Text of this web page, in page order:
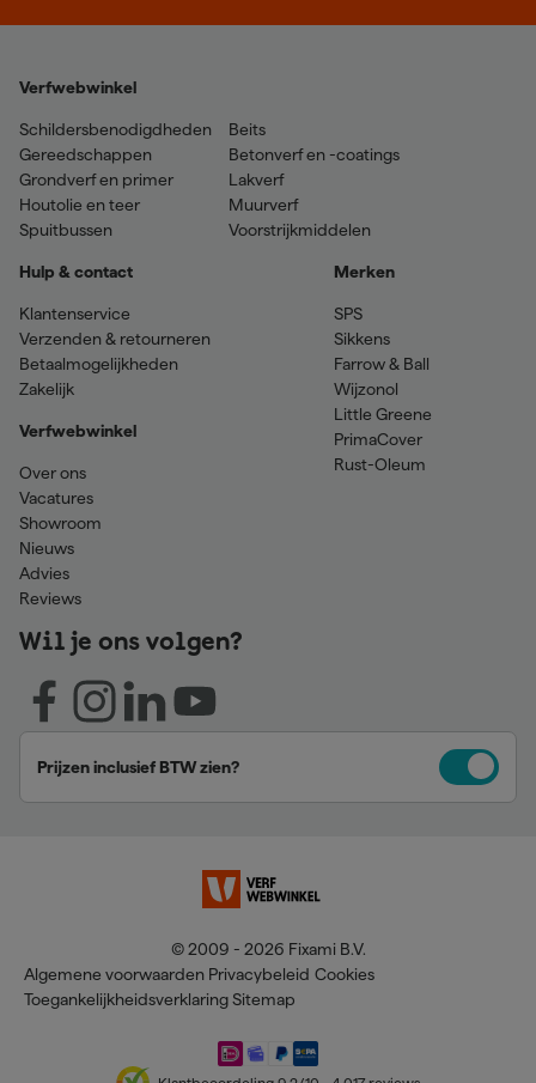
Verfwebwinkel
Schildersbenodigdheden
Gereedschappen
Grondverf en primer
Houtolie en teer
Spuitbussen
Beits
Betonverf en -coatings
Lakverf
Muurverf
Voorstrijkmiddelen
Hulp & contact
Klantenservice
Verzenden & retourneren
Betaalmogelijkheden
Zakelijk
Verfwebwinkel
Over ons
Vacatures
Showroom
Nieuws
Advies
Reviews
Merken
SPS
Sikkens
Farrow & Ball
Wijzonol
Little Greene
PrimaCover
Rust-Oleum
Wil je ons volgen?
Prijzen inclusief BTW zien?
© 2009 - 2026 Fixami B.V.
Algemene voorwaarden Privacybeleid Cookies
Toegankelijkheidsverklaring Sitemap